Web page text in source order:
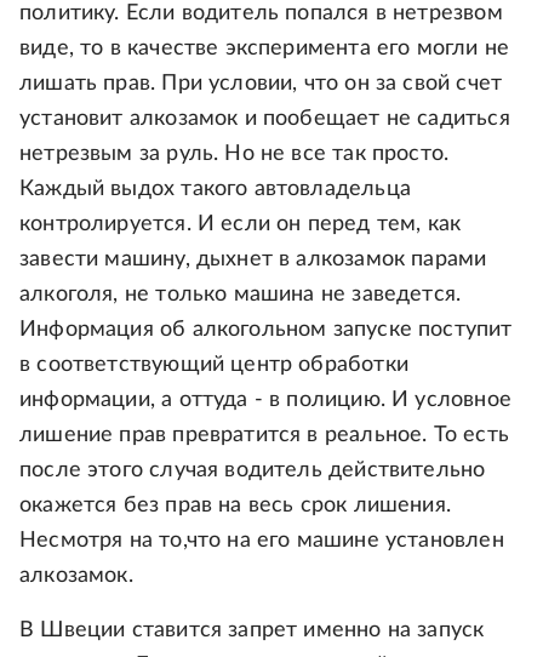
политику. Если водитель попался в нетрезвом
виде, то в качестве эксперимента его могли не
лишать прав. При условии, что он за свой счет
установит алкозамок и пообещает не садиться
нетрезвым за руль. Но не все так просто.
Каждый выдох такого автовладельца
контролируется. И если он перед тем, как
завести машину, дыхнет в алкозамок парами
алкоголя, не только машина не заведется.
Информация об алкогольном запуске поступит
в соответствующий центр обработки
информации, а оттуда - в полицию. И условное
лишение прав превратится в реальное. То есть
после этого случая водитель действительно
окажется без прав на весь срок лишения.
Несмотря на то,что на его машине установлен
алкозамок.
В Швеции ставится запрет именно на запуск